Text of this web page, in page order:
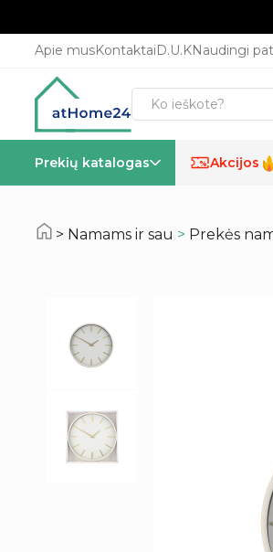
Apie musKontaktaiD.U.KNaudingi
Prekių katalogas % Akcijos
Namams ir sau > Prekės